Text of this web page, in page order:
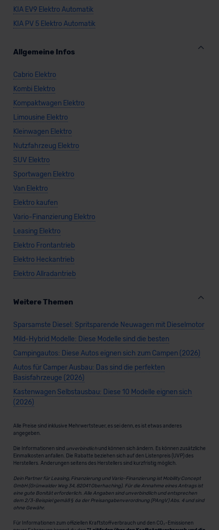
KIA EV9 Elektro Automatik
KIA PV 5 Elektro Automatik
Allgemeine Infos
Cabrio Elektro
Kombi Elektro
Kompaktwagen Elektro
Limousine Elektro
Kleinwagen Elektro
Nutzfahrzeug Elektro
SUV Elektro
Sportwagen Elektro
Van Elektro
Elektro kaufen
Vario-Finanzierung Elektro
Leasing Elektro
Elektro Frontantrieb
Elektro Heckantrieb
Elektro Allradantrieb
Weitere Themen
Sparsamste Diesel: Spritsparende Neuwagen mit Dieselmotor
Mild-Hybrid Modelle: Diese Modelle sind die besten
Campingautos: Diese Autos eignen sich zum Campen (2026)
Autos für Camper Ausbau: Das sind die perfekten
Basisfahrzeuge (2026)
Kastenwagen Selbstausbau: Diese 10 Modelle eignen sich
(2026)
Alle Preise sind inklusive Mehrwertsteuer, es sei denn, es ist etwas anderes
angegeben.
Die Informationen sind unverbindlichund können sich ändern. Es können zusätzliche
Einmalkosten anfallen. Die Rabatte beziehen sich auf den Listenpreis (UVP) des
Herstellers. Änderungen seitens des Herstellers sind kurzfristig möglich.
Dein Partner für Leasing, Finanzierung und Vario-Finanzierung ist Mobility Concept
GmbH (Grünwalder Weg 34, 82041 Oberhaching). Für die Annahme eines Antrags ist
eine gute Bonität erforderlich. Alle Angaben sind unverbindlich und entsprechen
dem 2/3-Beispiel gemäß § 6a der Preisangabenverordnung (PAngV) Abs. 4 und sind
ohne Gewähr.
Für Informationen zum offiziellen Kraftstoffverbrauch und den CO₂-Emissionen